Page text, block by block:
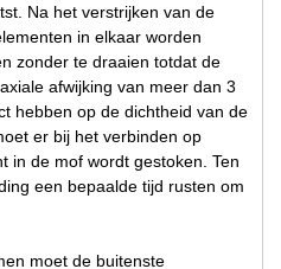
Na het verstrijken van de
in elkaar worden
zonder te draaien totdat de
afwijking van meer dan 3
hebben op de dichtheid van de
er bij het verbinden op
in de mof wordt gestoken. Ten
een bepaalde tijd rusten om
moet de buitenste